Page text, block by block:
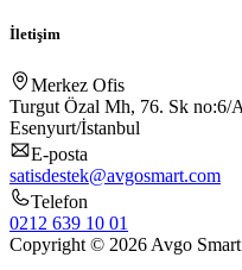
İletişim
Merkez Ofis
Turgut Özal Mh, 76. Sk no:6/
Esenyurt/İstanbul
E-posta
satisdestek@avgosmart.com
Telefon
0212 639 10 01
Copyright © 2026 Avgo